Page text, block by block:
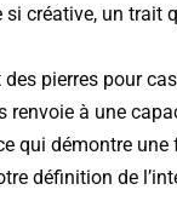
créative, un trait
pierres pour
à une
qui démontre une
définition de